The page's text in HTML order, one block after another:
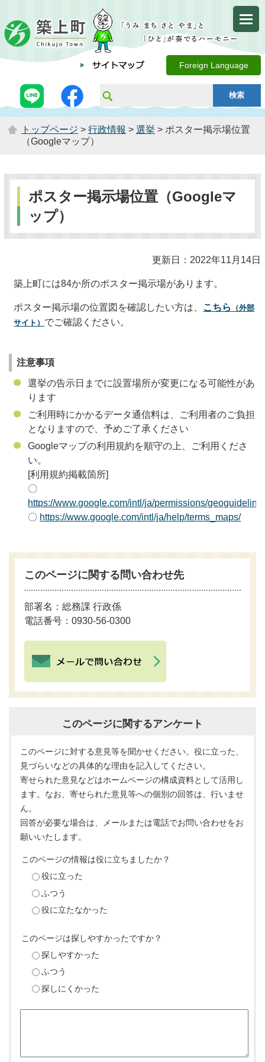
Foreign Language
トップページ > 行政情報 > 選挙 > ポスター掲示場位置
（Googleマップ）
ポスター掲示場位置（Googleマ
ップ）
更新日：2022年11月14日
築上町には84か所のポスター掲示場があります。
ポスター掲示場の位置図を確認したい方は、 こちら
（外部
サイト） でご確認ください。
注意事項
選挙の告示日までに設置場所が変更になる可能性があ
ります
ご利用時にかかるデータ通信料は、ご利用者のご負担
となりますので、予めご了承ください
Googleマップの利用規約を順守の上、ご利用くださ
い。
[利用規約掲載箇所]
〇
https://www.google.com/intl/ja/permissions/
〇 https://www.google.com/intl/ja/help/terms_maps/
このページに関する問い合わせ先
部署名：総務課 行政係
電話番号：0930-56-0300
このページに関するアンケート
このページに対する意見等を聞かせください。役に立った、
見づらいなどの具体的な理由を記入してください。
寄せられた意見などはホームページの構成資料として活用し
ます。なお、寄せられた意見等への個別の回答は、行いませ
ん。
回答が必要な場合は、メールまたは電話でお問い合わせをお
願いいたします。
このページの情報は役に立ちましたか？
役に立った
ふつう
役に立たなかった
このページは探しやすかったですか？
探しやすかった
ふつう
探しにくかった